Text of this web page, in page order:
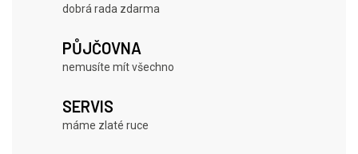
dobrá rada zdarma
PŮJČOVNA
nemusíte mít všechno
SERVIS
máme zlaté ruce